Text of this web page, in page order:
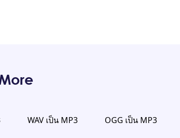
WAV เป็น MP3 OGG เป็น MP3